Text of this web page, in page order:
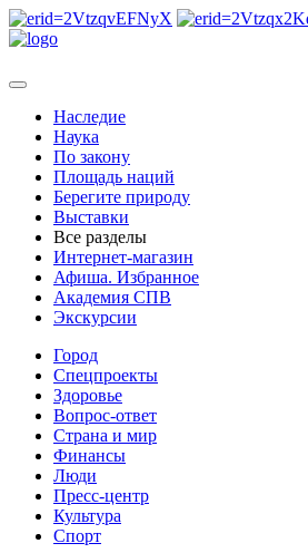
Наследие
Наука
По закону
Площадь наций
Берегите природу
Выставки
Все разделы
Интернет-магазин
Афиша. Избранное
Академия СПВ
Экскурсии
Город
Спецпроекты
Здоровье
Вопрос-ответ
Страна и мир
Финансы
Люди
Пресс-центр
Культура
Спорт